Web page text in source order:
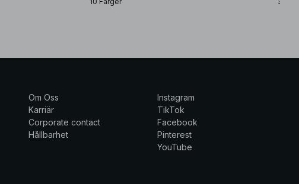
Om Oss
Karriär
Corporate contact
Hållbarhet
Instagram
TikTok
Facebook
Pinterest
YouTube